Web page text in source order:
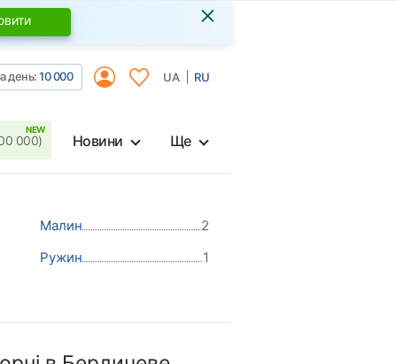
×
день:10 000 UA RU
000) Новини Ще
Малин
2
Ружин
1